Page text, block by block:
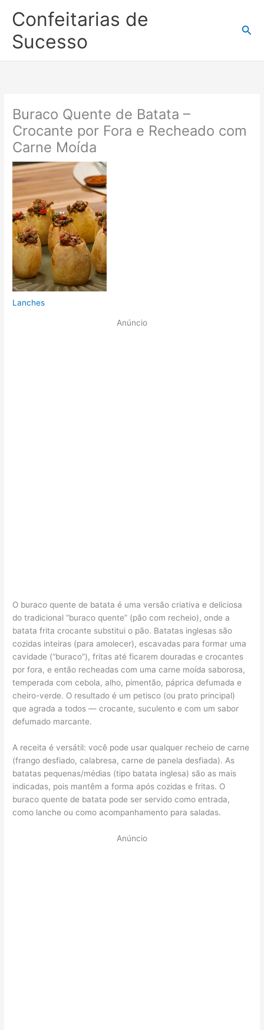
para
conteúdo
Confeitarias de
Sucesso
Buraco Quente de Batata –
Crocante por Fora e Recheado com
Carne Moída
Lanches
Anúncio
O buraco quente de batata é uma versão criativa e deliciosa
do tradicional “buraco quente” (pão com recheio), onde a
batata frita crocante substitui o pão. Batatas inglesas são
cozidas inteiras (para amolecer), escavadas para formar uma
cavidade (“buraco”), fritas até ficarem douradas e crocantes
por fora, e então recheadas com uma carne moída saborosa,
temperada com cebola, alho, pimentão, páprica defumada e
cheiro-verde. O resultado é um petisco (ou prato principal)
que agrada a todos — crocante, suculento e com um sabor
defumado marcante.
A receita é versátil: você pode usar qualquer recheio de carne
(frango desfiado, calabresa, carne de panela desfiada). As
batatas pequenas/médias (tipo batata inglesa) são as mais
indicadas, pois mantêm a forma após cozidas e fritas. O
buraco quente de batata pode ser servido como entrada,
como lanche ou como acompanhamento para saladas.
Anúncio